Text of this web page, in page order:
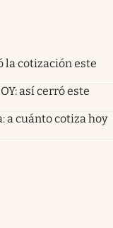
la cotización este
así cerró este
a cuánto cotiza hoy